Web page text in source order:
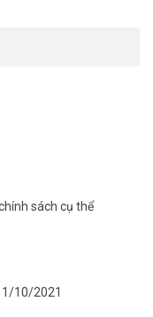
sách cụ thể
10/2021